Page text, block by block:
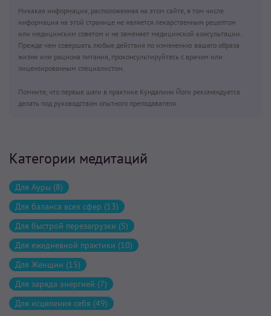
Никакая информация, расположенная на этом сайте, в том числе
информация на этой странице не является лекарственным рецептом
или медицинским советом и не заменяет медицинской консультации.
Прежде чем совершать любые действия по изменению вашего образа
жизни или рациона питания, проконсультируйтесь с врачом или
лицензированным специалистом.
Помните, что первые шаги в практике Кундалини Йоги рекомендуется
делать под руководством опытного преподавателя.
Категории медитаций
Для Ауры (8)
Для баланса всех сфер (13)
Для быстрой перезагрузки (5)
Для ежедневной практики (10)
Для Женщин (15)
Для заряда энергией (7)
Для исцеления себя (49)